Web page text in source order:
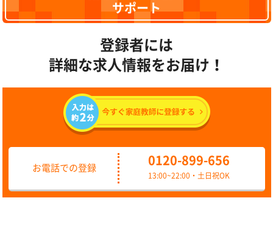
サポート
登録者には
詳細な求人情報をお届け！
お電話での登録
0120-899-656
13:00~22:00・土日祝OK